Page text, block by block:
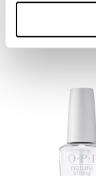
OPI
kr 389